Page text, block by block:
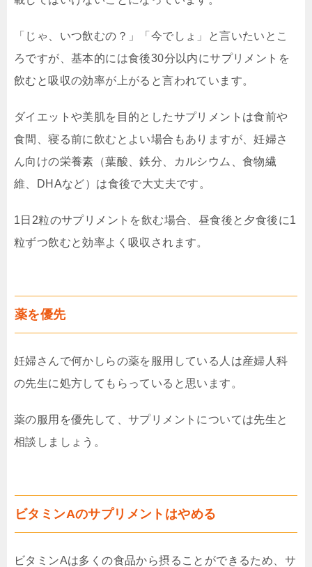
「じゃ、いつ飲むの？」「今でしょ」と言いたいとこ
ろですが、基本的には食後30分以内にサプリメントを
飲むと吸収の効率が上がると言われています。
ダイエットや美肌を目的としたサプリメントは食前や
食間、寝る前に飲むとよい場合もありますが、妊婦さ
ん向けの栄養素（葉酸、鉄分、カルシウム、食物繊
維、DHAなど）は食後で大丈夫です。
1日2粒のサプリメントを飲む場合、昼食後と夕食後に1
粒ずつ飲むと効率よく吸収されます。
薬を優先
妊婦さんで何かしらの薬を服用している人は産婦人科
の先生に処方してもらっていると思います。
薬の服用を優先して、サプリメントについては先生と
相談しましょう。
ビタミンAのサプリメントはやめる
ビタミンAは多くの食品から摂ることができるため、サ